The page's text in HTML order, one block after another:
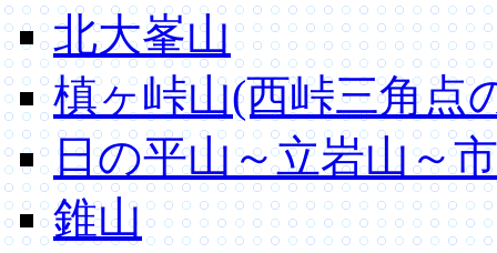
北大峯山
槙ヶ峠山(西峠三角点
日の平山～立岩山～
錐山